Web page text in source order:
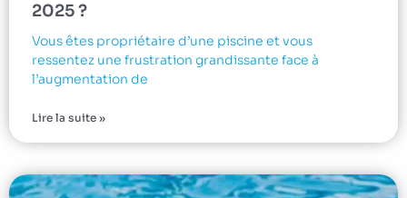
2025 ?
Vous êtes propriétaire d’une piscine et vous
ressentez une frustration grandissante face à
l’augmentation de
Lire la suite »